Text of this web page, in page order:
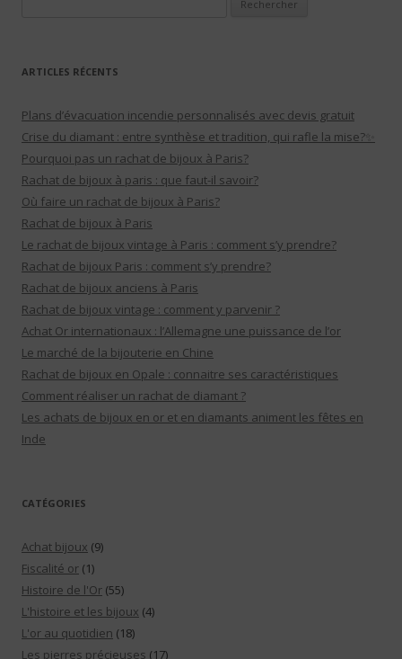
ARTICLES RÉCENTS
Plans d’évacuation incendie personnalisés avec devis gratuit
Crise du diamant : entre synthèse et tradition, qui rafle la mise?✨
Pourquoi pas un rachat de bijoux à Paris?
Rachat de bijoux à paris : que faut-il savoir?
Où faire un rachat de bijoux à Paris?
Rachat de bijoux à Paris
Le rachat de bijoux vintage à Paris : comment s’y prendre?
Rachat de bijoux Paris : comment s’y prendre?
Rachat de bijoux anciens à Paris
Rachat de bijoux vintage : comment y parvenir ?
Achat Or internationaux : l’Allemagne une puissance de l’or
Le marché de la bijouterie en Chine
Rachat de bijoux en Opale : connaitre ses caractéristiques
Comment réaliser un rachat de diamant ?
Les achats de bijoux en or et en diamants animent les fêtes en
Inde
CATÉGORIES
Achat bijoux (9)
Fiscalité or (1)
Histoire de l'Or (55)
L'histoire et les bijoux (4)
L'or au quotidien (18)
Les pierres précieuses (17)